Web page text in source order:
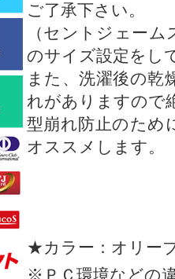
ご了承下さい。
（セントジェー
のサイズ設定をし
また、洗濯後の乾
れがありますので
型崩れ防止のため
オススメします。
★カラー：オリー
※ＰＣ環境などの